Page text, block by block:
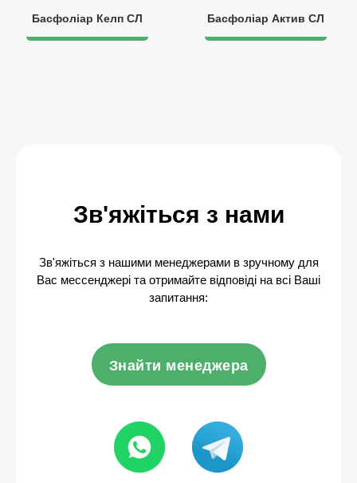
Басфоліар Келп СЛ Басфоліар Актив СЛ
Зв'яжіться з нами
Зв'яжіться з нашими менеджерами в зручному для
Вас мессенджері та отримайте відповіді на всі Ваші
запитання:
Знайти менеджера